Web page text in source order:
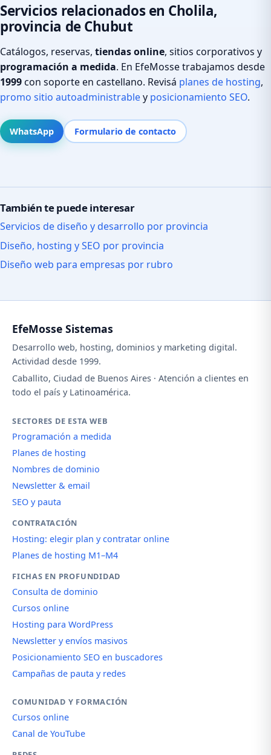
Servicios relacionados en Cholila,
provincia de Chubut
Catálogos, reservas, tiendas online, sitios corporativos y
programación a medida. En EfeMosse trabajamos desde
1999con soporte en castellano. Revisá planes de hosting,
promo sitio autoadministrabley posicionamiento SEO.
WhatsApp Formulario de contacto
También te puede interesar
Servicios de diseño y desarrollo por provincia
Diseño, hosting y SEO por provincia
Diseño web para empresas por rubro
EfeMosse Sistemas
Desarrollo web, hosting, dominios y marketing digital.
Actividad desde 1999.
Caballito, Ciudad de Buenos Aires · Atención a clientes en
todo el país y Latinoamérica.
SECTORES DE ESTA WEB
Programación a medida
Planes de hosting
Nombres de dominio
Newsletter & email
SEO y pauta
CONTRATACIÓN
Hosting: elegir plan y contratar online
Planes de hosting M1–M4
FICHAS EN PROFUNDIDAD
Consulta de dominio
Cursos online
Hosting para WordPress
Newsletter y envíos masivos
Posicionamiento SEO en buscadores
Campañas de pauta y redes
COMUNIDAD Y FORMACIÓN
Cursos online
Canal de YouTube